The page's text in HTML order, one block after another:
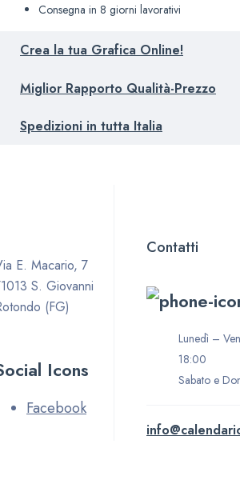
Consegna in 8 giorni lavorativi
Crea la tua Grafica Online!
Miglior Rapporto Qualità-Prezzo
Spedizioni in tutta Italia
E. Macario, 7
S. Giovanni
(FG)
Icons
Facebook
Contatti
Lunedì –
18:00
Sabato e